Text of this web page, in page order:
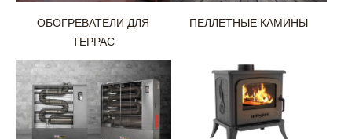
ОБОГРЕВАТЕЛИ ДЛЯ
ТЕРРАС
ПЕЛЛЕТНЫЕ КАМИНЫ